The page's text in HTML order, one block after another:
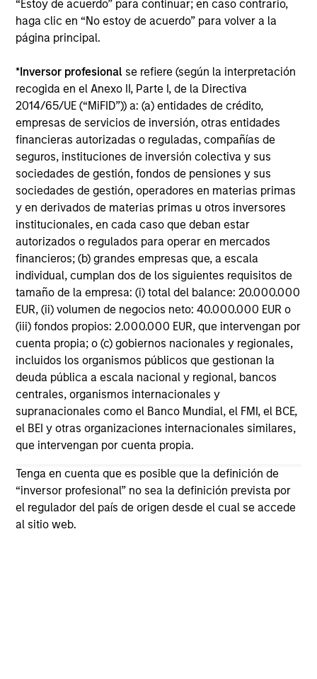
“Estoy de acuerdo” para continuar; en caso contrario,
haga clic en “No estoy de acuerdo” para volver a la
página principal.
*Inversor profesional se refiere (según la interpretación
recogida en el Anexo II, Parte I, de la Directiva
2014/65/UE (“MiFID”)) a: (a) entidades de crédito,
empresas de servicios de inversión, otras entidades
financieras autorizadas o reguladas, compañías de
seguros, instituciones de inversión colectiva y sus
sociedades de gestión, fondos de pensiones y sus
sociedades de gestión, operadores en materias primas
y en derivados de materias primas u otros inversores
institucionales, en cada caso que deban estar
autorizados o regulados para operar en mercados
financieros; (b) grandes empresas que, a escala
individual, cumplan dos de los siguientes requisitos de
tamaño de la empresa: (i) total del balance: 20.000.000
EUR, (ii) volumen de negocios neto: 40.000.000 EUR o
(iii) fondos propios: 2.000.000 EUR, que intervengan por
cuenta propia; o (c) gobiernos nacionales y regionales,
incluidos los organismos públicos que gestionan la
deuda pública a escala nacional y regional, bancos
centrales, organismos internacionales y
supranacionales como el Banco Mundial, el FMI, el BCE,
el BEI y otras organizaciones internacionales similares,
que intervengan por cuenta propia.
Tenga en cuenta que es posible que la definición de
“inversor profesional” no sea la definición prevista por
el regulador del país de origen desde el cual se accede
al sitio web.
Register
Portfolio Solutions Group
The Portfolio Solutions Group is a comprehensive
multi-asset business, with activity across all asset
strategies and types (traditional and alternative),
through solutions that span fully liquid (public assets),
comprehensive (public and private assets) and fully
private portfolios. Offerings are delivered via a
managed portfolio or model, in discretionary or
advisory format.
Featured Insights
Featured Insights